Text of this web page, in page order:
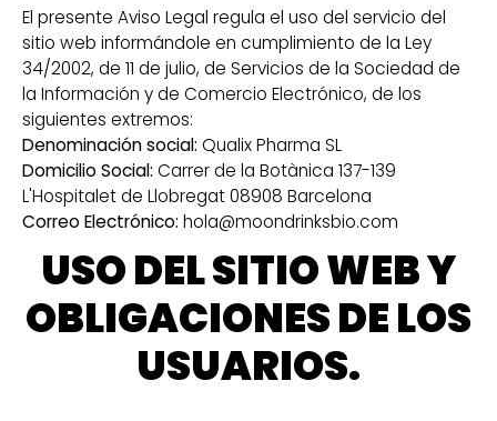
El presente Aviso Legal regula el uso del servicio del
sitio web informándole en cumplimiento de la Ley
34/2002, de 11 de julio, de Servicios de la Sociedad de
la Información y de Comercio Electrónico, de los
siguientes extremos:
Denominación social: Qualix Pharma SL
Domicilio Social: Carrer de la Botànica 137-139
L'Hospitalet de Llobregat 08908 Barcelona
Correo Electrónico: hola@moondrinksbio.com
USO DEL SITIO WEB Y
OBLIGACIONES DE LOS
USUARIOS.